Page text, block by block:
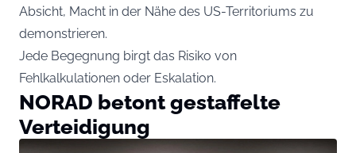
Absicht, Macht in der Nähe des US-Territoriums zu
demonstrieren.
Jede Begegnung birgt das Risiko von
Fehlkalkulationen oder Eskalation.
NORAD betont gestaffelte
Verteidigung